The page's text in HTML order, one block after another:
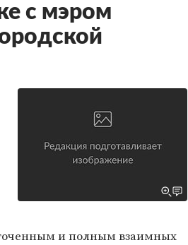
с мэром
и полным взаимных